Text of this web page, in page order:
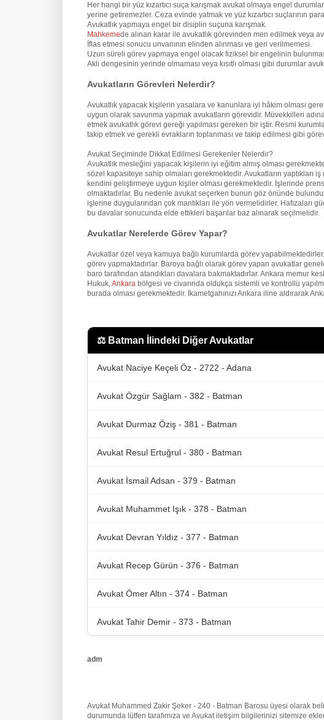
Her hangi bir yüz kızartıcı suça karışmak avukat olmaya engel
yerine getiremezler. Ceza evinde yatmak ve yüz kızartıcı suçlarının
Avukatlık yapmaya engel bir disiplin suçuna karışmak.
Mahkemede alınan karar ile avukatlık görevinden men edilmek veya
İflas etmesi sonucu unvanının elinden alınması ve geri verilmemesi.
Uzun süreli görev yapmaya engel olacak fiziksel bir engelinin
Akli dengesinin yerinde olmaması veya kısıtlı olması gibi durumlar
Avukatların Görevleri Nelerdir?
Avukatlık yapacak kişilerin yasalara ve kanunlara iyi hâkim olması
uygun olarak savunma yapmak avukatların görevidir. Müvekkilleri
etmek avukatlık görevi gereği yapılması gereken bir iştir. Resmi
takip etmek ve gerekli evrakların toplanması ve takip edilmesi gibi
Avukat Seçiminde Dikkat Edilmesi Gerekenler Nelerdir?
Avukatlık mesleğini yapacak kişilerin iyi eğitim almış olması
sözel kapasiteye sahip olmaları gerekmektedir. Avukatların yaptıkları
kendini geliştirmeye uygun kişiler olması gerekmektedir. İşlerinde
olmaktadırlar. Bu nedenle avukat seçerken bunun göz önünde
işlerine duygularından çok mantıkları ile yön vermelidirler. Hafızaları
bu davalar sonucunda elde ettikleri başarılar baz alınarak seçilmelidir.
Avukatlar Nerelerde Görev Yapar?
Avukatlar özel veya kamuya bağlı kurumlarda görev
görev yapmaktadırlar. Baroya bağlı olarak görev yapan avukatlar
baro tarafından atandıkları davalara bakmaktadırlar. Ankara memur
Hukuk,Ankara bölgesi ve civarında oldukça sistemli ve kontrollü
burada olması gerekmektedir. İkametgahınızı Ankara iline aldırarak
⚖️ Batman İlindeki Diğer Avukatlar
Avukat Naciye Keçeli Öz - 2722 - Adana
Avukat Özgür Sağlam - 382 - Batman
Avukat Durmaz Öziş - 381 - Batman
Avukat Resul Ertuğrul - 380 - Batman
Avukat İsmail Adsan - 379 - Batman
Avukat Muhammet Işık - 378 - Batman
Avukat Devran Yıldız - 377 - Batman
Avukat Recep Gürün - 376 - Batman
Avukat Ömer Altın - 374 - Batman
Avukat Tahir Demir - 373 - Batman
adm
Avukat Muhammed Zakir Şeker - 240 - Batman Barosu üyesi olarak
durumunda lütfen tarafımıza ve Avukat iletişim bilgilerinizi sitemize